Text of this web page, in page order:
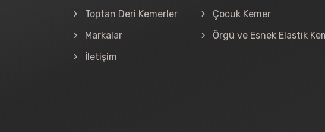
Toptan Deri Kemerler
Markalar
İletişim
Çocuk Kemer
Örgü ve Esnek Elastik